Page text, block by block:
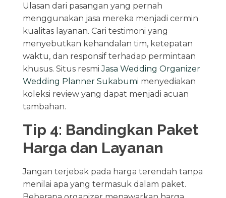
Ulasan dari pasangan yang pernah
menggunakan jasa mereka menjadi cermin
kualitas layanan. Cari testimoni yang
menyebutkan kehandalan tim, ketepatan
waktu, dan responsif terhadap permintaan
khusus. Situs resmiJasa Wedding Organizer
Wedding Planner Sukabumi menyediakan
koleksi review yang dapat menjadi acuan
tambahan.
Tip 4: Bandingkan Paket
Harga dan Layanan
Jangan terjebak pada harga terendah tanpa
menilai apa yang termasuk dalam paket.